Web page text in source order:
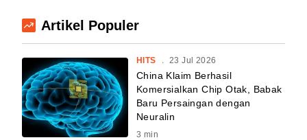
Artikel Populer
HITS 23 Jul 2026
China Klaim Berhasil
Komersialkan Chip Otak, Babak
Baru Persaingan dengan
Neuralin
3 min